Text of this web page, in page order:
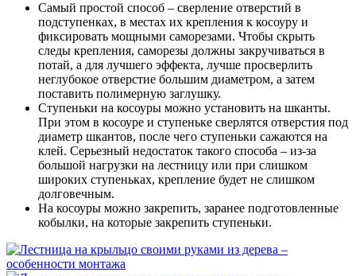
Самый простой способ – сверление отверстий в
подступенках, в местах их крепления к косоуру и
фиксировать мощными саморезами. Чтобы скрыть
следы крепления, саморезы должны закручиваться в
потай, а для лучшего эффекта, лучше просверлить
неглубокое отверстие большим диаметром, а затем
поставить полимерную заглушку.
Ступеньки на косоуры можно установить на шканты.
При этом в косоуре и ступеньке сверлятся отверстия под
диаметр шкантов, после чего ступеньки сажаются на
клей. Серьезный недостаток такого способа – из-за
большой нагрузки на лестницу или при слишком
широких ступеньках, крепление будет не слишком
долговечным.
На косоуры можно закрепить, заранее подготовленные
кобылки, на которые закрепить ступеньки.